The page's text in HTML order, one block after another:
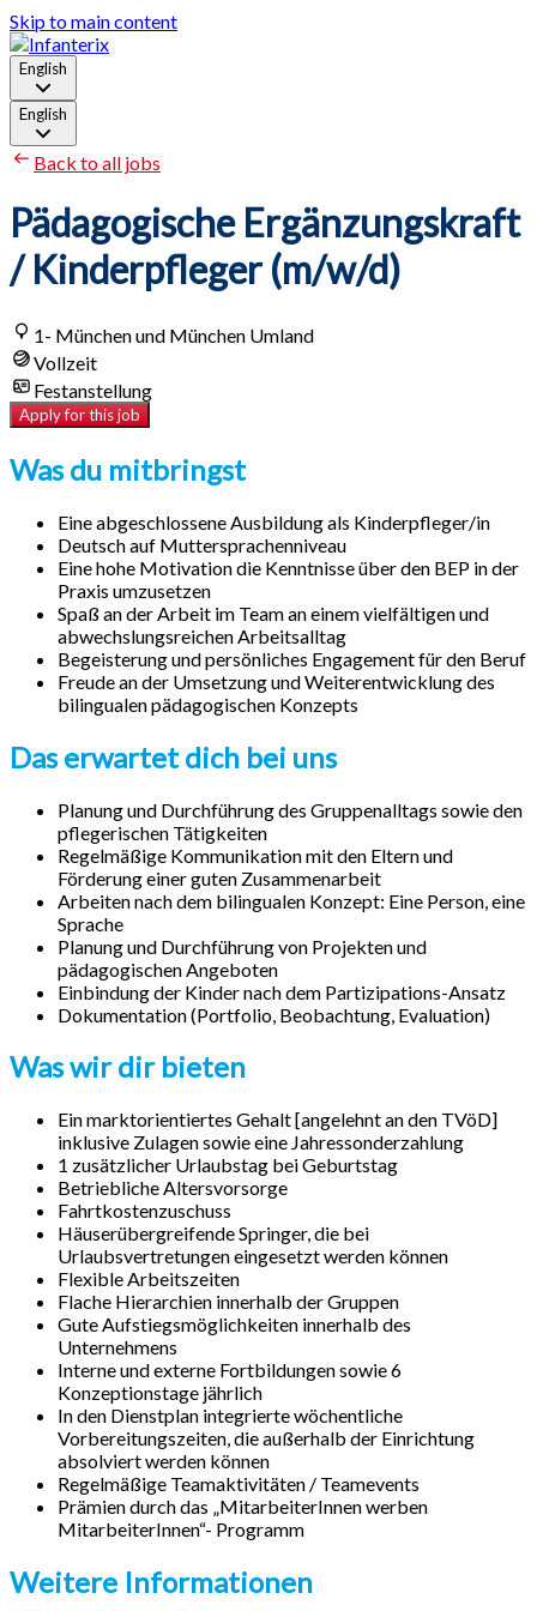
Skip to main content
English
English
Back to all jobs
Pädagogische Ergänzungskraft
/ Kinderpfleger (m/w/d)
1- München und München Umland
Vollzeit
Festanstellung
Apply for this job
Was du mitbringst
Eine abgeschlossene Ausbildung als Kinderpfleger/in
Deutsch auf Muttersprachenniveau
Eine hohe Motivation die Kenntnisse über den BEP in der
Praxis umzusetzen
Spaß an der Arbeit im Team an einem vielfältigen und
abwechslungsreichen Arbeitsalltag
Begeisterung und persönliches Engagement für den Beruf
Freude an der Umsetzung und Weiterentwicklung des
bilingualen pädagogischen Konzepts
Das erwartet dich bei uns
Planung und Durchführung des Gruppenalltags sowie den
pflegerischen Tätigkeiten
Regelmäßige Kommunikation mit den Eltern und
Förderung einer guten Zusammenarbeit
Arbeiten nach dem bilingualen Konzept: Eine Person, eine
Sprache
Planung und Durchführung von Projekten und
pädagogischen Angeboten
Einbindung der Kinder nach dem Partizipations-Ansatz
Dokumentation (Portfolio, Beobachtung, Evaluation)
Was wir dir bieten
Ein marktorientiertes Gehalt [angelehnt an den TVöD]
inklusive Zulagen sowie eine Jahressonderzahlung
1 zusätzlicher Urlaubstag bei Geburtstag
Betriebliche Altersvorsorge
Fahrtkostenzuschuss
Häuserübergreifende Springer, die bei
Urlaubsvertretungen eingesetzt werden können
Flexible Arbeitszeiten
Flache Hierarchien innerhalb der Gruppen
Gute Aufstiegsmöglichkeiten innerhalb des
Unternehmens
Interne und externe Fortbildungen sowie 6
Konzeptionstage jährlich
In den Dienstplan integrierte wöchentliche
Vorbereitungszeiten, die außerhalb der Einrichtung
absolviert werden können
Regelmäßige Teamaktivitäten / Teamevents
Prämien durch das „MitarbeiterInnen werben
MitarbeiterInnen“- Programm
Weitere Informationen